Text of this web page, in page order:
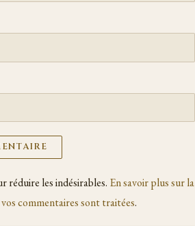
réduire les indésirables. En savoir plus sur la
commentaires sont traitées.